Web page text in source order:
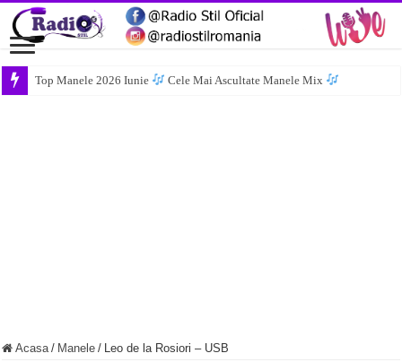
Top Manele 2026 Iunie Cele Mai Ascultate Manele Mix
Acasa / Manele / Leo de la Rosiori – USB